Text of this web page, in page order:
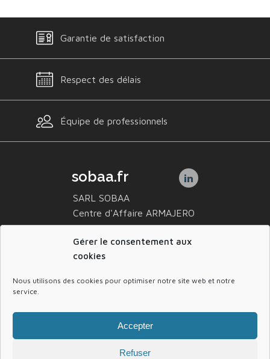
Gérer le consentement aux
cookies
Nous utilisons des cookies pour optimiser notre site web et notre
service.
Accepter
Refuser
Garantie de satisfaction
Respect des délais
Équipe de professionnels
Sobaa maître d’œuvre et constructeur
sobaa.fr
SARL SOBAA
Centre d'Affaire ARMAJERO
1 Rue d'Aspe, ZI de Berlanne
64160 BUROS